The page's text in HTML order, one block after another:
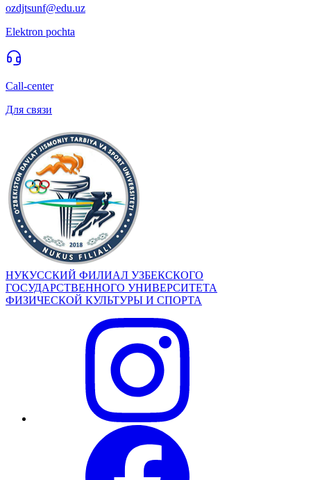
ozdjtsunf@edu.uz
Elektron pochta
Call-center
Для связи
НУКУССКИЙ ФИЛИАЛ УЗБЕКСКОГО
ГОСУДАРСТВЕННОГО УНИВЕРСИТЕТА
ФИЗИЧЕСКОЙ КУЛЬТУРЫ И СПОРТА